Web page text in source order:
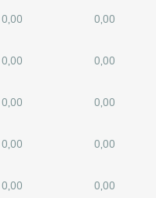
0,00 0,00
0,00 0,00
0,00 0,00
0,00 0,00
0,00 0,00